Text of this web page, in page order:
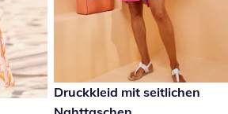
€, vorheriger Preis: 69,99 €
69,99 €
Druckkleid mit seitlichen